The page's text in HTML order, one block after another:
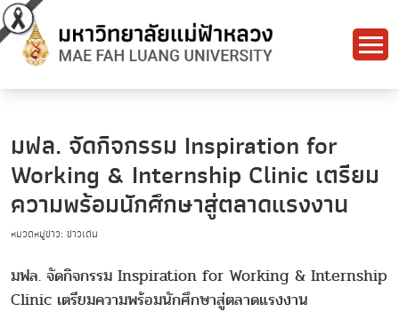
มฟล. จัดกิจกรรม Inspiration for
Working & Internship Clinic เตรียม
ความพร้อมนักศึกษาสู่ตลาดแรงงาน
หมวดหมู่ข่าว: ข่าวเด่น
มฟล. จัดกิจกรรม Inspiration for Working & Internship
Clinic เตรียมความพร้อมนักศึกษาสู่ตลาดแรงงาน